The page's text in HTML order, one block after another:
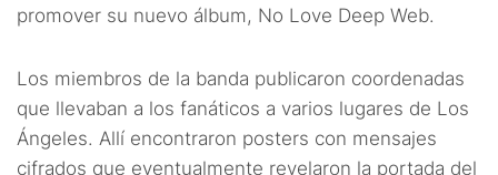
promover su nuevo álbum, No Love Deep Web.
Los miembros de la banda publicaron coordenadas
que llevaban a los fanáticos a varios lugares de Los
Ángeles. Allí encontraron posters con mensajes
cifrados que eventualmente revelaron la portada del